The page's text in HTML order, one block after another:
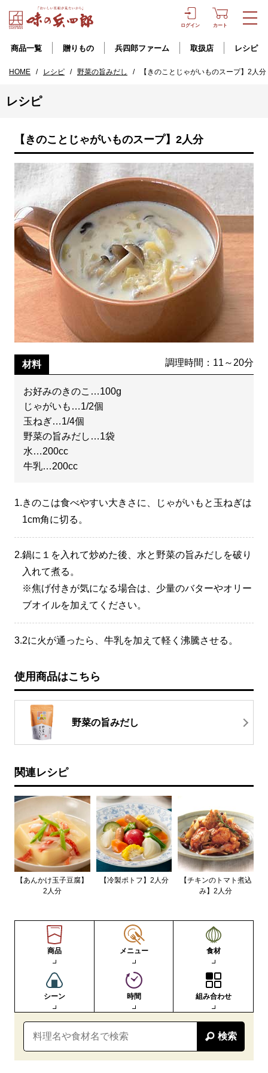
ログイン カート
商品一覧 贈りもの 兵四郎ファーム 取扱店 レシピ
HOME / レシピ / 野菜の旨みだし / 【きのことじゃがいものスープ】2人分
レシピ
【きのことじゃがいものスープ】2人分
材料 調理時間：11～20分
お好みのきのこ…100g
じゃがいも…1/2個
玉ねぎ…1/4個
野菜の旨みだし…1袋
水…200cc
牛乳…200cc
1.きのこは食べやすい大きさに、じゃがいもと玉ねぎは
1cm角に切る。
2.鍋に１を入れて炒めた後、水と野菜の旨みだしを破り
入れて煮る。
※焦げ付きが気になる場合は、少量のバターやオリー
ブオイルを加えてください。
3.2に火が通ったら、牛乳を加えて軽く沸騰させる。
使用商品はこちら
野菜の旨みだし
関連レシピ
【あんかけ玉子豆腐】
2人分
【冷製ポトフ】2人分
【チキンのトマト煮込
み】2人分
商品 メニュー 食材
シーン 時間 組み合わせ
検索